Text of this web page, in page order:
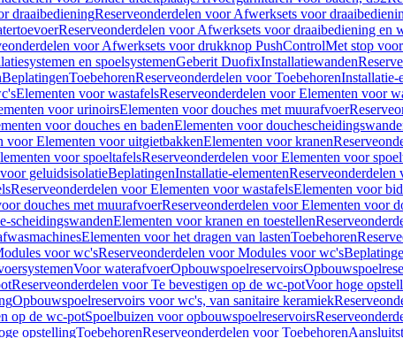
draaibedieningReserveonderdelen voor Afwerksets voor
Reserveonderdelen voor Afwerksets voor draaibediening en
voor Afwerksets voor drukknop PushControlMet stop
en spoelsystemenGeberit DuofixInstallatiewanden
BeplatingenToebehorenReserveonderdelen voor ToebehorenInstallatie-
Elementen voor wastafelsReserveonderdelen voor Elementen voor
voor urinoirsElementen voor douches met muurafvoer
voor douches en badenElementen voor
voor Elementen voor uitgietbakkenElementen voor kranen
voor spoeltafelsReserveonderdelen voor Elementen voor
geluidsisolatieBeplatingenInstallatie-elementenReserveonderdelen
Reserveonderdelen voor Elementen voor wastafelsElementen voor
douches met muurafvoerReserveonderdelen voor Elementen voor
scheidingswandenElementen voor kranen en toestellen
Elementen voor het dragen van lastenToebehoren
voor wc'sReserveonderdelen voor Modules voor wc's
Voor waterafvoerOpbouwspoelreservoirs
Reserveonderdelen voor Te bevestigen op de wc-potVoor hoge
Opbouwspoelreservoirs voor wc's, van sanitaire keramiek
op de wc-potSpoelbuizen voor opbouwspoelreservoirs
opstellingToebehorenReserveonderdelen voor Toebehoren